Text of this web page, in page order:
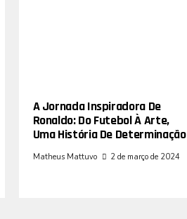
A Jornada Inspiradora De
Ronaldo: Do Futebol À Arte,
Uma História De Determinação
Matheus Mattuvo 2 de março de 2024